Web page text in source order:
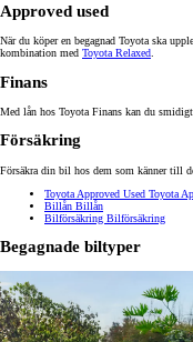
Approved used
När du köper en begagnad Toyota ska
kombination med Toyota Relaxed
Finans
Med lån hos Toyota Finans kan du
Försäkring
Försäkra din bil hos dem som känner till
Toyota Approved Used Toyota
Billån Billån
Bilförsäkring Bilförsäkring
Begagnade biltyper